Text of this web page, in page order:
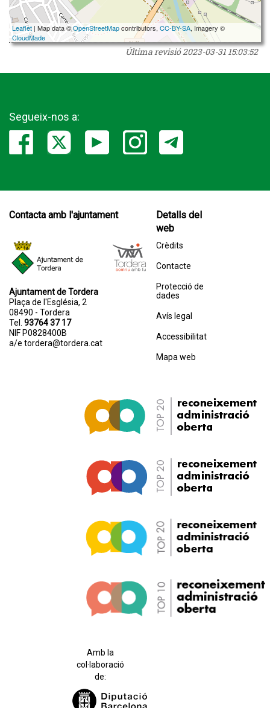
Leaflet | Map data ©OpenStreetMapcontributors, CC-BY-SA, Imagery ©
CloudMade
Última revisió2023-03-31 15:03:52
Segueix-nos a:
Contacta amb l'ajuntament
Ajuntament de Tordera
Plaça de l'Església, 2
08490 - Tordera
Tel. 93764 37 17
NIF P0828400B
a/e tordera@tordera.cat
Detalls del
web
Crèdits
Contacte
Protecció de
dades
Avís legal
Accessibilitat
Mapa web
Amb la
col·laboració
de: